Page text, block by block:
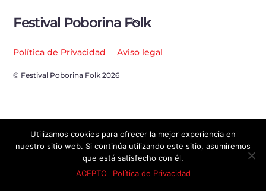
Back
Top
Festival Poborina Folk
Política de Privacidad Aviso legal
© Festival Poborina Folk 2026
Utilizamos cookies para ofrecer la mejor experiencia en
nuestro sitio web. Si continúa utilizando este sitio, asumiremos
que está satisfecho con él.
ACEPTO
Política de Privacidad